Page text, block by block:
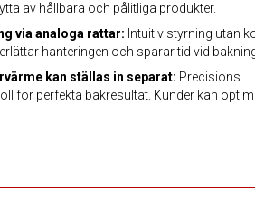
av hållbara och pålitliga produkter.
via analoga rattar: Intuitiv styrning utan
hanteringen och sparar tid vid
kan ställas in separat: Precisions
för perfekta bakresultat. Kunder kan